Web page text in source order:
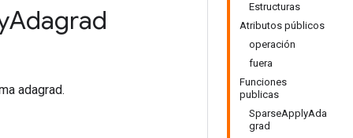
Estructuras
Atributos públicos
operación
fuera
Funciones
publicas
SparseApplyAda
grad
Adagrad
adagrad.